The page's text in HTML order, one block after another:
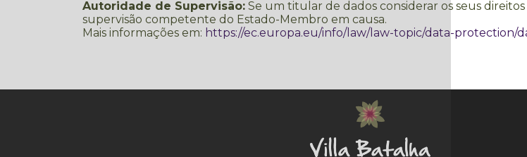
Autoridade de Supervisão: Se um titular de dados considerar os seus
supervisão competente do Estado-Membro em causa.
Mais informações em: https://ec.europa.eu/info/law/law-topic/data-protection/